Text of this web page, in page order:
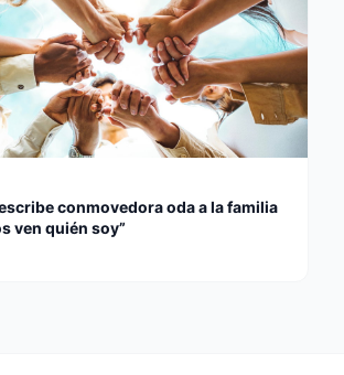
conmovedora oda a la familia
ven quién soy”